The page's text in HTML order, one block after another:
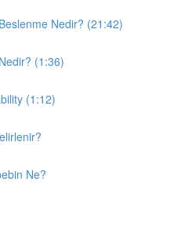
Nedir? (21:42)
(1:36)
(1:12)
Ne?